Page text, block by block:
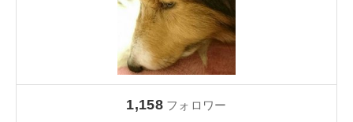
1,158 フォロワー